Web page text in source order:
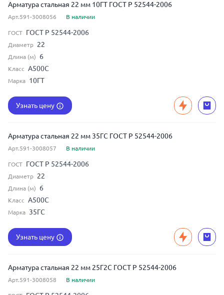
Арматура стальная 22 мм 10ГТ ГОСТ Р 52544-2006
Арт.591-3008056 В наличии
ГОСТ ГОСТ Р 52544-2006
Диаметр 22
Длина (м) 6
Класс А500С
Марка 10ГТ
Узнать цену
Арматура стальная 22 мм 35ГС ГОСТ Р 52544-2006
Арт.591-3008057 В наличии
ГОСТ ГОСТ Р 52544-2006
Диаметр 22
Длина (м) 6
Класс А500С
Марка 35ГС
Узнать цену
Арматура стальная 22 мм 25Г2С ГОСТ Р 52544-2006
Арт.591-3008058 В наличии